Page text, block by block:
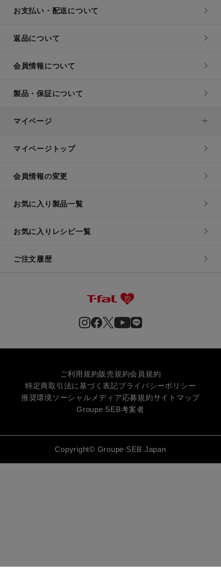
お支払い・配送について
返品について
会員情報について
製品・保証について
マイページ
マイページトップ
会員情報の変更
お気に入り製品一覧
お気に入りレシピ一覧
ご注文履歴
ご利用規約販売規約会員規約
特定商取引法に基づく表記プライバシーポリシー
推奨環境 ソーシャルメディア応募規約サイトマップ
Groupe SEB考案者
Copyright© Groupe SEB Japan